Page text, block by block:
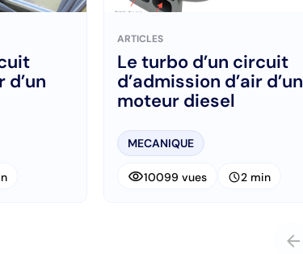
d’un
ARTICLES
Le turbo d’un circuit
d’admission d’air d’un
moteur diesel
MECANIQUE
visibility10099 vues schedule2 min
arrow_back